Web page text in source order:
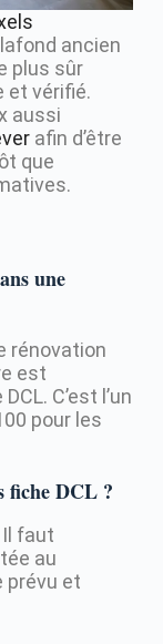
ancien
plus sûr
et vérifié.
aussi
afin d’être
que
une
rénovation
est
C’est l’un
pour les
fiche DCL ?
Il faut
au
prévu et